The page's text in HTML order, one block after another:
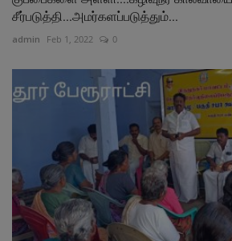
சீர்படுத்தி...அமர்களப்படுத்தும்...
admin Feb 1, 2022 0